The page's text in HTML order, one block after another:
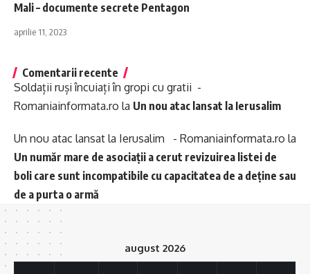
Mali – documente secrete Pentagon
aprilie 11, 2023
Comentarii recente
Soldații ruși încuiați în gropi cu gratii -
Romaniainformata.ro la Un nou atac lansat la Ierusalim
Un nou atac lansat la Ierusalim - Romaniainformata.ro la
Un număr mare de asociații a cerut revizuirea listei de
boli care sunt incompatibile cu capacitatea de a deține sau
de a purta o armă
august 2026